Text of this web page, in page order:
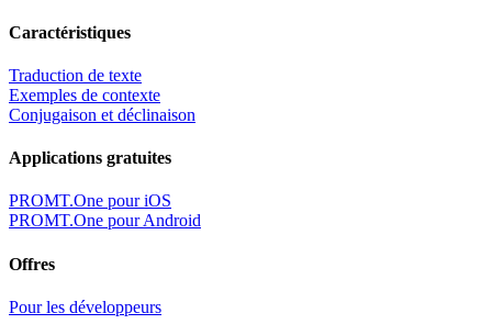
Caractéristiques
Traduction de texte
Exemples de contexte
Conjugaison et déclinaison
Applications gratuites
PROMT.One pour iOS
PROMT.One pour Android
Offres
Pour les développeurs